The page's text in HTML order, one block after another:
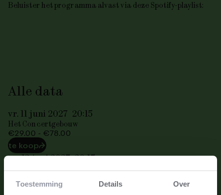
Toestemming Details Over
Beluister het programma alvast via deze Spotify-playlist:
Alle data
vr. 11 juni 2027 20:15
Het Concertgebouw
€29.00 - €78.00
te koop⮫
za. 12 juni 202720:15
Het Concertgebouw
te koop⮫